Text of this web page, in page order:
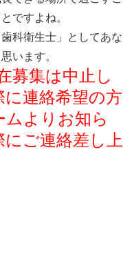
ですよね。
科衛生士」としてあな
います。
募集は中止し
連絡希望の方
よりお知ら
ご連絡差し上